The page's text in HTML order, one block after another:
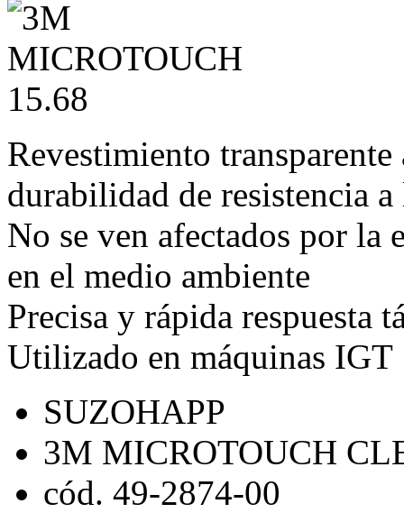
Revestimiento
durabilidad de resistencia
No se ven afectados por la
en el medio ambiente
Precisa y rápida respuesta
Utilizado en máquinas IGT
SUZOHAPP
3M MICROTOUCH
cód. 49-2874-00